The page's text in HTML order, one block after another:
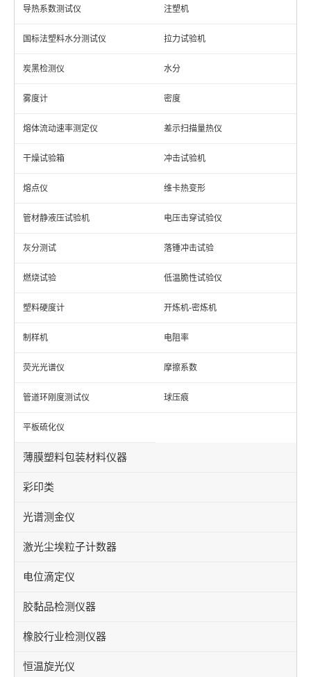
导热系数测试仪 注塑机
国标法塑料水分测试仪 拉力试验机
炭黑检测仪 水分
雾度计 密度
熔体流动速率测定仪 差示扫描量热仪
干燥试验箱 冲击试验机
熔点仪 维卡热变形
管材静液压试验机 电压击穿试验仪
灰分测试 落锤冲击试验
燃烧试验 低温脆性试验仪
塑料硬度计 开炼机-密炼机
制样机 电阻率
荧光光谱仪 摩擦系数
管道环刚度测试仪 球压痕
平板硫化仪
薄膜塑料包装材料仪器
彩印类
光谱测金仪
激光尘埃粒子计数器
电位滴定仪
胶黏品检测仪器
橡胶行业检测仪器
恒温旋光仪